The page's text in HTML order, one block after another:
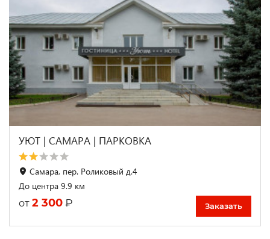
УЮТ | САМАРА | ПАРКОВКА
Самара, пер. Роликовый д.4
До центра 9.9 км
от 2 300 ₽ Заказать